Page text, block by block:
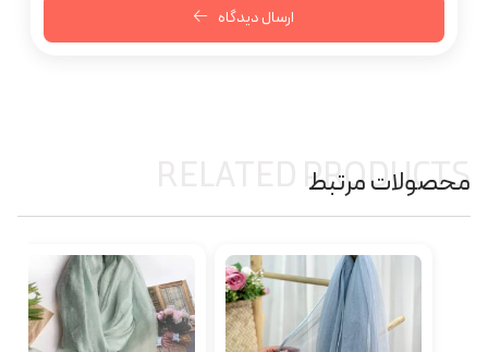
ارسال دیدگاه
محصولات مرتبط
RELATED PRODUCTS